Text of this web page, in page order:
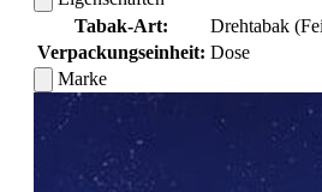
Tabak-Art:
Drehtabak
Verpackungseinheit: Dose
Marke